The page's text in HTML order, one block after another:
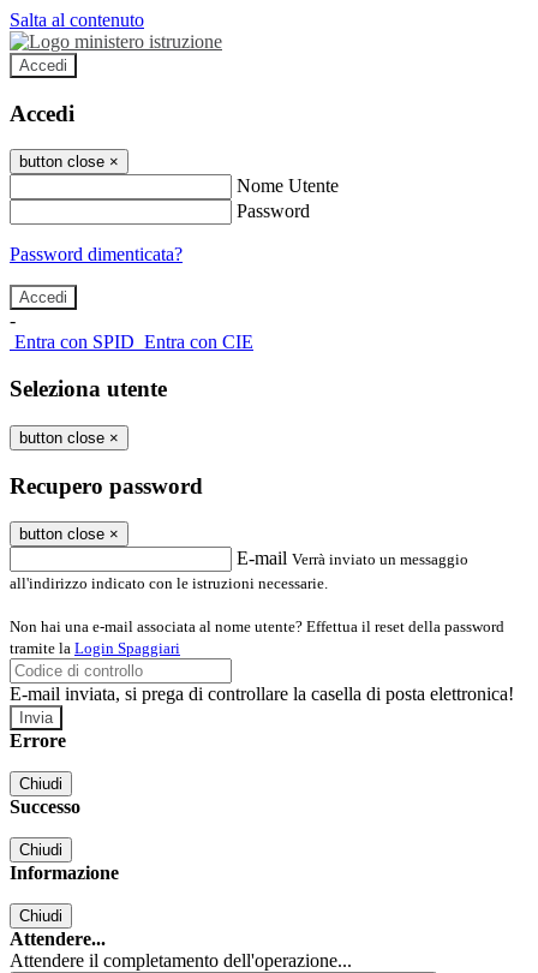
Salta al contenuto
Accedi
Accedi
button close ×
Nome Utente
Password
Password dimenticata?
-
Entra con SPID Entra con CIE
Seleziona utente
button close ×
Recupero password
button close ×
E-mail Verrà inviato un messaggio
all'indirizzo indicato con le istruzioni necessarie.
Non hai una e-mail associata al nome utente? Effettua il reset della password
tramite la Login Spaggiari
E-mail inviata, si prega di controllare la casella di posta elettronica!
Errore
Chiudi
Successo
Chiudi
Informazione
Chiudi
Attendere...
Attendere il completamento dell'operazione...